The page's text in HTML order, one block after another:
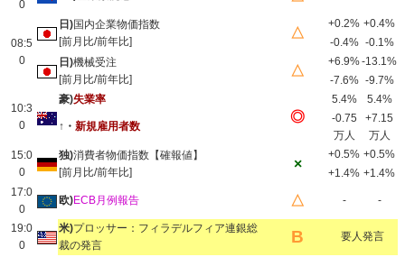
0
08:5
0
日)国内企業物価指数
[前月比/前年比]
△
+0.2% +0.4%
-0.4% -0.1%
日)機械受注
[前月比/前年比]
△
+6.9%-13.1%
-7.6% -9.7%
10:3
0
豪)失業率
◎
5.4% 5.4%
↑・ 新規雇用者数
-0.75
万人
+7.15
万人
15:0
0
独)消費者物価指数【確報値】
[前月比/前年比]
×
+0.5% +0.5%
+1.4% +1.4%
17:0
0
欧)ECB月例報告 △ - -
19:0
0
米)プロッサー：フィラデルフィア連銀総
裁の発言
B 要人発言